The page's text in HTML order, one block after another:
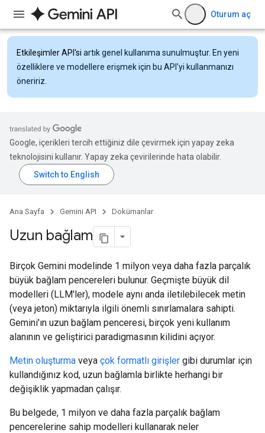
Oturum aç
Etkileşimler API'si artık genel kullanıma sunulmuştur. En yeni
özelliklere ve modellere erişmek için bu API'yi kullanmanızı
öneririz.
Google, içerikleri tercih ettiğiniz dile çevirmek için yapay zeka
teknolojisini kullanır. Yapay zeka çevirilerinde hata olabilir.
Ana Sayfa Gemini API Dokümanlar
Uzun bağlam
Birçok Gemini modelinde 1 milyon veya daha fazla parçalık
büyük bağlam pencereleri bulunur. Geçmişte büyük dil
modelleri (LLM'ler), modele aynı anda iletilebilecek metin
(veya jeton) miktarıyla ilgili önemli sınırlamalara sahipti.
Gemini'ın uzun bağlam penceresi, birçok yeni kullanım
alanının ve geliştirici paradigmasının kilidini açıyor.
Metin oluşturma veya çok formatlı girişler gibi durumlar için
kullandığınız kod, uzun bağlamla birlikte herhangi bir
değişiklik yapmadan çalışır.
Bu belgede, 1 milyon ve daha fazla parçalık bağlam
pencerelerine sahip modelleri kullanarak neler